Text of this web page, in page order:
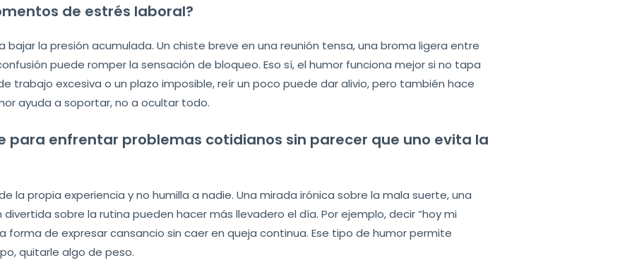
de estrés laboral?
bajar la presión acumulada. Un chiste breve en una reunión tensa, una broma ligera entre
puede romper la sensación de bloqueo. Eso sí, el humor funciona mejor si no tapa
trabajo excesiva o un plazo imposible, reír un poco puede dar alivio, pero también hace
ayuda a soportar, no a ocultar todo.
para enfrentar problemas cotidianos sin parecer que uno evita la
la propia experiencia y no humilla a nadie. Una mirada irónica sobre la mala suerte, una
sobre la rutina pueden hacer más llevadero el día. Por ejemplo, decir “hoy mi
forma de expresar cansancio sin caer en queja continua. Ese tipo de humor permite
quitarle algo de peso.